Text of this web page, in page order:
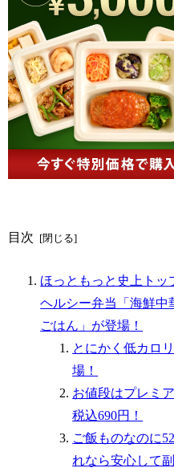
目次
ほっともっと史上トッ
ヘルシー弁当「海鮮中
ごはん」が登場！
とにかく低カロ
場！
お値段はプレミ
税込690円！
ご飯ものなのに
れなら安心して